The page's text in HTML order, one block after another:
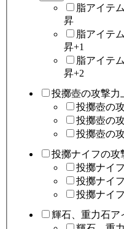
脂アイテ
昇
脂アイテ
昇+1
脂アイテ
昇+2
投擲壺の攻撃力
投擲壺の
投擲壺の
投擲壺の
投擲ナイフの攻
投擲ナイ
投擲ナイ
投擲ナイ
輝石、重力石ア